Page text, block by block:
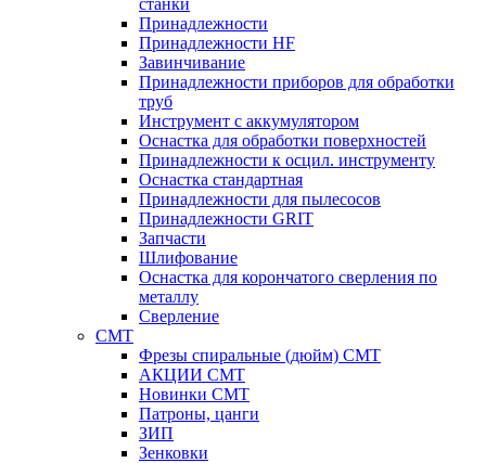
станки
Принадлежности
Принадлежности HF
Завинчивание
Принадлежности приборов для обработки
труб
Инструмент с аккумулятором
Оснастка для обработки поверхностей
Принадлежности к осцил. инструменту
Оснастка стандартная
Принадлежности для пылесосов
Принадлежности GRIT
Запчасти
Шлифование
Оснастка для корончатого сверления по
металлу
Сверление
CMT
Фрезы спиральные (дюйм) СМТ
АКЦИИ СМТ
Новинки CMT
Патроны, цанги
ЗИП
Зенковки